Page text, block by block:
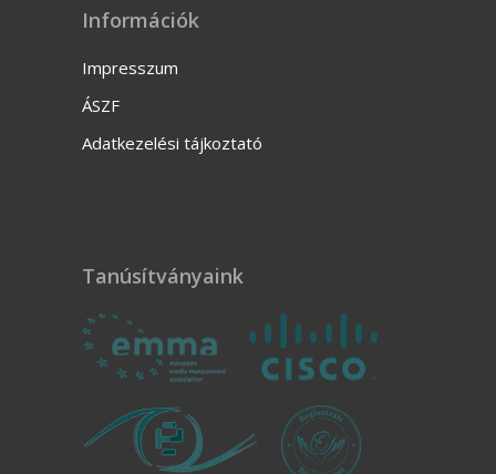
Információk
Impresszum
ÁSZF
Adatkezelési tájkoztató
Tanúsítványaink